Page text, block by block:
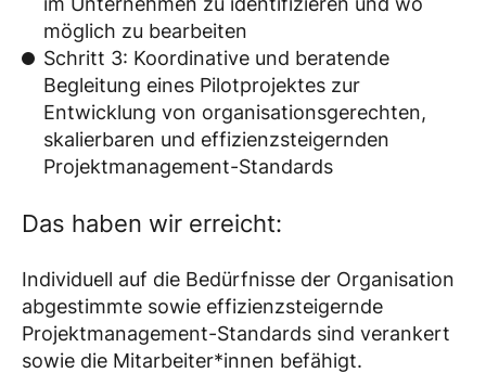
möglich zu bearbeiten
Schritt 3: Koordinative und beratende
Begleitung eines Pilotprojektes zur
Entwicklung von organisationsgerechten,
skalierbaren und effizienzsteigernden
Projektmanagement-Standards
Das haben wir erreicht:
Individuell auf die Bedürfnisse der Organisation
abgestimmte sowie effizienzsteigernde
Projektmanagement-Standards sind verankert
sowie die Mitarbeiter*innen befähigt.